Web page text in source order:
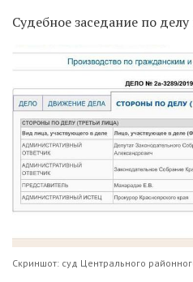
Судебное заседание по
Скриншот: суд Центрального